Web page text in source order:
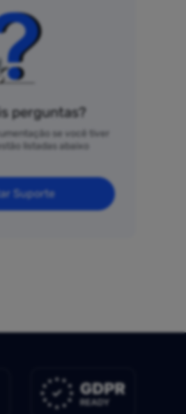
perguntas?
se você tiver
listadas abaixo
Suporte